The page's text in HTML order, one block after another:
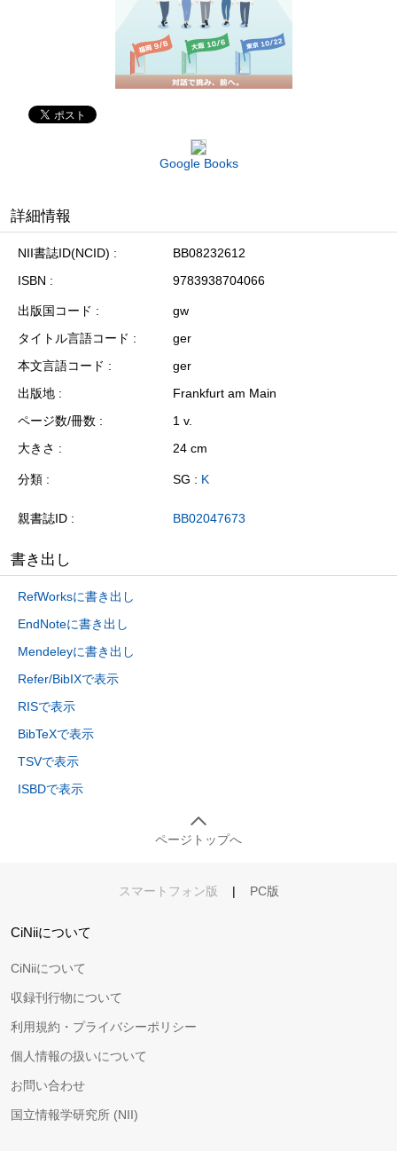
Google Books
詳細情報
NII書誌ID(NCID)
BB08232612
ISBN
9783938704066
出版国コード
gw
タイトル言語コード
ger
本文言語コード
ger
出版地
Frankfurt am Main
ページ数/冊数
1 v.
大きさ
24 cm
分類 SG : K
親書誌ID BB02047673
書き出し
RefWorksに書き出し
EndNoteに書き出し
Mendeleyに書き出し
Refer/BibIXで表示
RISで表示
BibTeXで表示
TSVで表示
ISBDで表示
ページトップへ
スマートフォン版 | PC版
CiNiiについて
CiNiiについて
収録刊行物について
利用規約・プライバシーポリシー
個人情報の扱いについて
お問い合わせ
国立情報学研究所 (NII)